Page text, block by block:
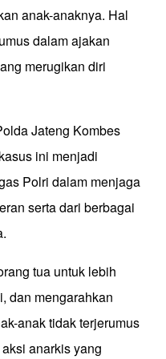
anak-anaknya. Hal
dalam ajakan
merugikan diri
Jateng Kombes
ini menjadi
Polri dalam menjaga
serta dari berbagai
tua untuk lebih
dan mengarahkan
anak tidak terjerumus
anarkis yang